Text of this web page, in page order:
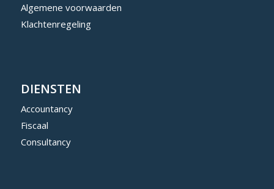
Algemene voorwaarden
Klachtenregeling
DIENSTEN
Accountancy
Fiscaal
Consultancy